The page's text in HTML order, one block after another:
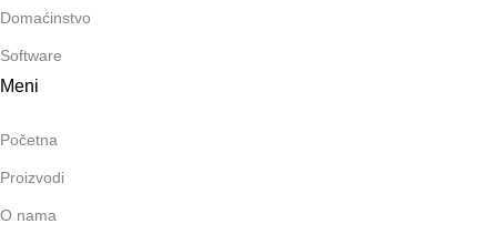
Domaćinstvo
Software
Meni
Početna
Proizvodi
O nama